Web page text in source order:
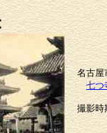
名古屋
七つ
撮影時